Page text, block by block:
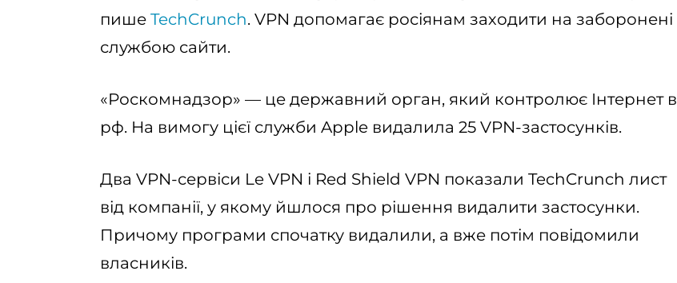
пише TechCrunch. VPN допомагає росіянам заходити на заборонені
службою сайти.
«Роскомнадзор» — це державний орган, який контролює Інтернет в
рф. На вимогу цієї служби Apple видалила 25 VPN-застосунків.
Два VPN-сервіси Le VPN і Red Shield VPN показали TechCrunch лист
від компанії, у якому йшлося про рішення видалити застосунки.
Причому програми спочатку видалили, а вже потім повідомили
власників.